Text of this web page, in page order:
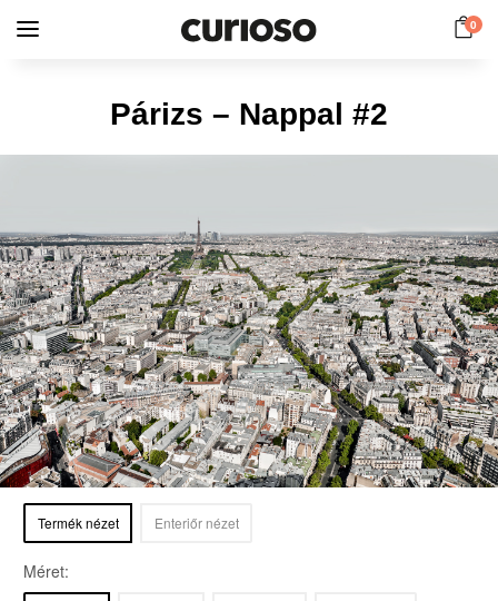
0
Párizs – Nappal #2
Termék nézet Enteriőr nézet
Méret: